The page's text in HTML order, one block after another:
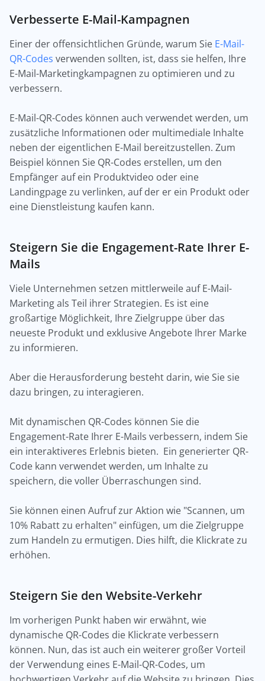
Verbesserte E-Mail-Kampagnen
Einer der offensichtlichen Gründe, warum Sie E-Mail-
QR-Codes verwenden sollten, ist, dass sie helfen, Ihre
E-Mail-Marketingkampagnen zu optimieren und zu
verbessern.
E-Mail-QR-Codes können auch verwendet werden, um
zusätzliche Informationen oder multimediale Inhalte
neben der eigentlichen E-Mail bereitzustellen. Zum
Beispiel können Sie QR-Codes erstellen, um den
Empfänger auf ein Produktvideo oder eine
Landingpage zu verlinken, auf der er ein Produkt oder
eine Dienstleistung kaufen kann.
Steigern Sie die Engagement-Rate Ihrer E-
Mails
Viele Unternehmen setzen mittlerweile auf E-Mail-
Marketing als Teil ihrer Strategien. Es ist eine
großartige Möglichkeit, Ihre Zielgruppe über das
neueste Produkt und exklusive Angebote Ihrer Marke
zu informieren.
Aber die Herausforderung besteht darin, wie Sie sie
dazu bringen, zu interagieren.
Mit dynamischen QR-Codes können Sie die
Engagement-Rate Ihrer E-Mails verbessern, indem Sie
ein interaktiveres Erlebnis bieten. Ein generierter QR-
Code kann verwendet werden, um Inhalte zu
speichern, die voller Überraschungen sind.
Sie können einen Aufruf zur Aktion wie "Scannen, um
10% Rabatt zu erhalten" einfügen, um die Zielgruppe
zum Handeln zu ermutigen. Dies hilft, die Klickrate zu
erhöhen.
Steigern Sie den Website-Verkehr
Im vorherigen Punkt haben wir erwähnt, wie
dynamische QR-Codes die Klickrate verbessern
können. Nun, das ist auch ein weiterer großer Vorteil
der Verwendung eines E-Mail-QR-Codes, um